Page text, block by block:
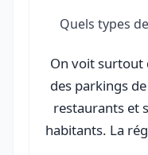
Quels types
On voit surtout
des parkings
restaurants et
habitants. La